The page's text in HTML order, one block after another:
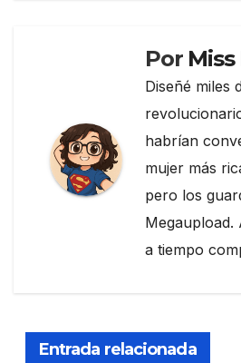
Por
Diseñé miles
habrían
mujer más
pero los
Megaupload.
a tiempo
Entrada relacionada